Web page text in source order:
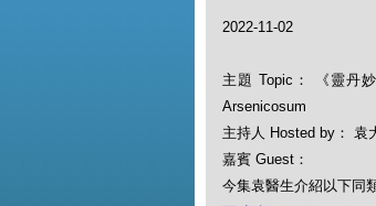
2022-11-02
主題 Topic： 《靈丹
Arsenicosum
主持人 Hosted by： 袁
嘉賓 Guest：
今集袁醫生介紹以下同